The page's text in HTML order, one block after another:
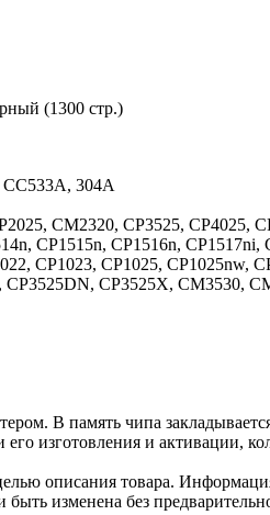
(1300 стр.)
304A
CM2320, CP3525,
CP1515n, CP1516n, CP1517ni,
CP1023, CP1025, CP1025nw,
CP3525X, CM3530,
В память чипа
изготовления и активации,
описания товара.
изменена без